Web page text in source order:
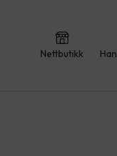
Nettbutikk